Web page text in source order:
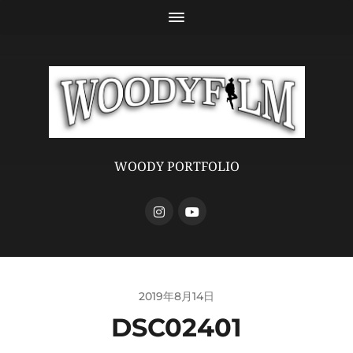
WOODY PORTFOLIO
2019年8月14日
DSC02401